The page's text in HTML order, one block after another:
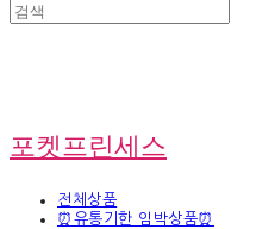
포켓프린세스
전체상품
⏰유통기한 임박상품⏰